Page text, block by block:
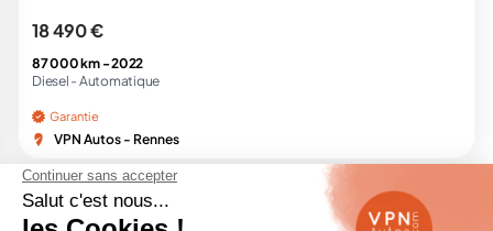
18 490 €
87 000 km -2022
Diesel - Automatique
Garantie
VPN Autos - Rennes